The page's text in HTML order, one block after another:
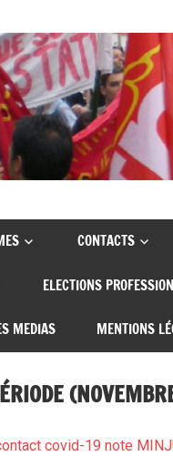
CONTACTS
ELECTIONS
MEDIAS MENTIONS
covid-19 note